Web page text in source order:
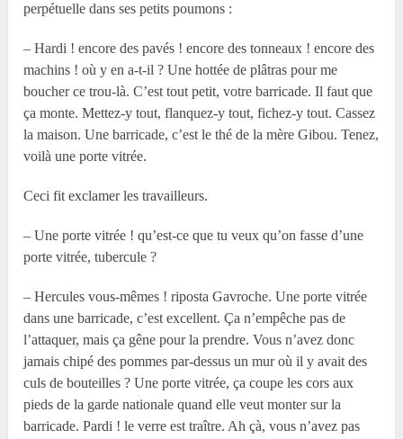
perpétuelle dans ses petits poumons :
– Hardi ! encore des pavés ! encore des tonneaux ! encore des
machins ! où y en a-t-il ? Une hottée de plâtras pour me
boucher ce trou-là. C’est tout petit, votre barricade. Il faut que
ça monte. Mettez-y tout, flanquez-y tout, fichez-y tout. Cassez
la maison. Une barricade, c’est le thé de la mère Gibou. Tenez,
voilà une porte vitrée.
Ceci fit exclamer les travailleurs.
– Une porte vitrée ! qu’est-ce que tu veux qu’on fasse d’une
porte vitrée, tubercule ?
– Hercules vous-mêmes ! riposta Gavroche. Une porte vitrée
dans une barricade, c’est excellent. Ça n’empêche pas de
l’attaquer, mais ça gêne pour la prendre. Vous n’avez donc
jamais chipé des pommes par-dessus un mur où il y avait des
culs de bouteilles ? Une porte vitrée, ça coupe les cors aux
pieds de la garde nationale quand elle veut monter sur la
barricade. Pardi ! le verre est traître. Ah çà, vous n’avez pas